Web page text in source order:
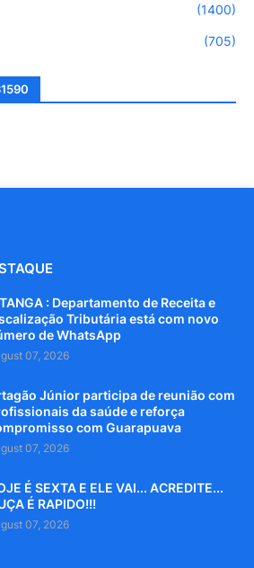
(1400)
(705)
: Departamento de Receita e
Tributária está com novo
de WhatsApp
07, 2026
Júnior participa de reunião com
da saúde e reforça
com Guarapuava
07, 2026
É SEXTA E ELE VAI... ACREDITE...
É RAPIDO!!!
07, 2026